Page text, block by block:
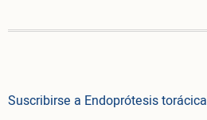
Suscribirse a Endoprótesis torácica